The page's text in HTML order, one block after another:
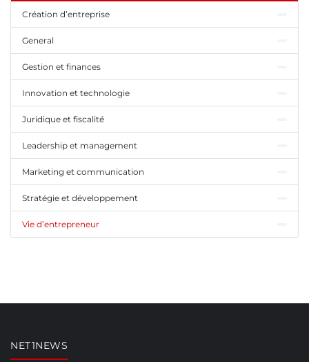
Création d’entreprise
General
Gestion et finances
Innovation et technologie
Juridique et fiscalité
Leadership et management
Marketing et communication
Stratégie et développement
Vie d’entrepreneur
NET1NEWS